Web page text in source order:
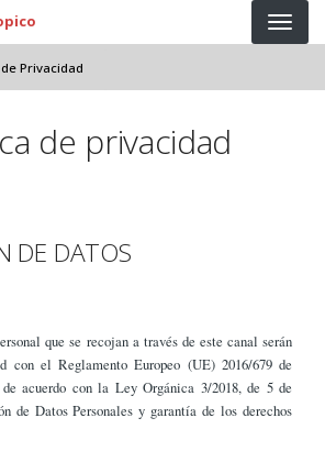
principal
Privacidad
de privacidad
DE DATOS
que se recojan a través de este canal serán
con el Reglamento Europeo (UE) 2016/679 de
acuerdo con la Ley Orgánica 3/2018, de 5 de
de Datos Personales y garantía de los derechos